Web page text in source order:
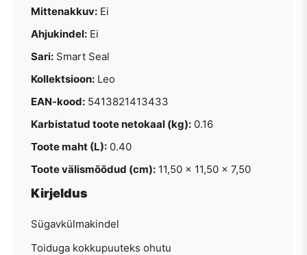
Mittenakkuv: Ei
Ahjukindel: Ei
Sari: Smart Seal
Kollektsioon: Leo
EAN-kood: 5413821413433
Karbistatud toote netokaal (kg): 0.16
Toote maht (L): 0.40
Toote välismõõdud (cm): 11,50 x 11,50 x 7,50
Kirjeldus
Sügavkülmakindel
Toiduga kokkupuuteks ohutu